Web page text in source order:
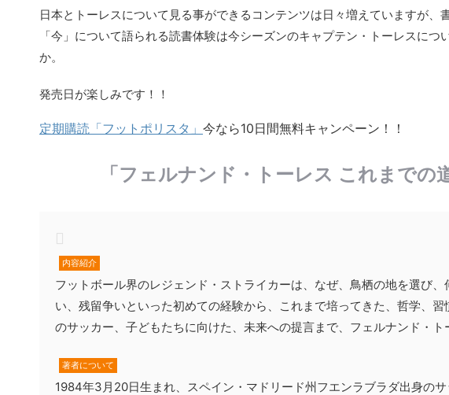
日本とトーレスについて見る事ができるコンテンツは日々増えていますが
「今」について語られる読書体験は今シーズンのキャプテン・トーレスに
か。
発売日が楽しみです！！
定期購読「フットポリスタ」 今なら10日間無料キャンペーン！！
「フェルナンド・トーレス これまで
内容紹介
フットボール界のレジェンド・ストライカーは、なぜ、鳥栖の地を選び
い、残留争いといった初めての経験から、これまで培ってきた、哲学、
のサッカー、子どもたちに向けた、未来への提言まで、フェルナンド・ト
著者について
1984年3月20日生まれ、スペイン・マドリード州フエンラブラダ出身の